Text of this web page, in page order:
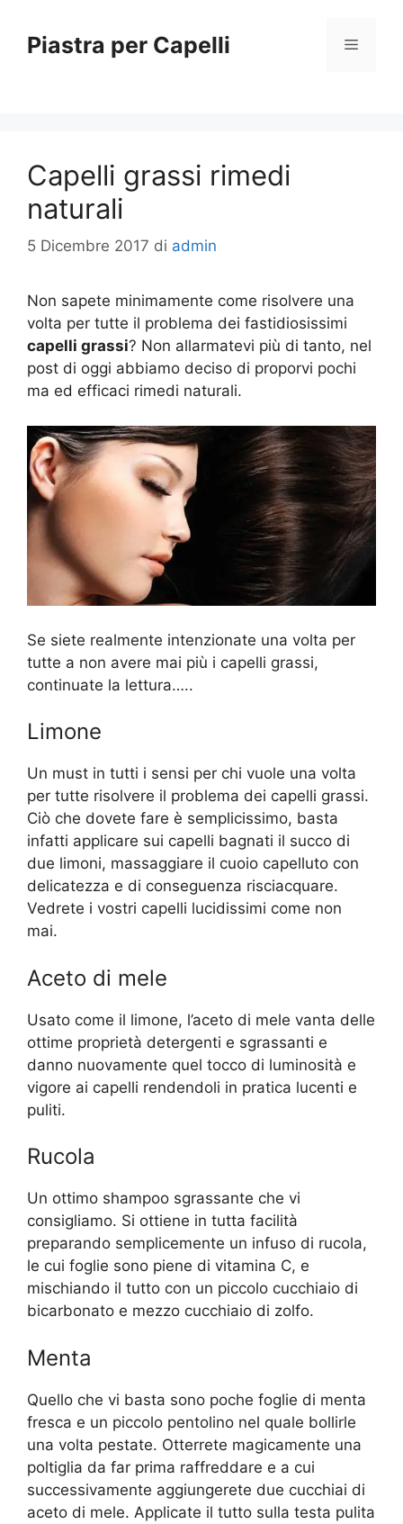
contenuto
Piastra per Capelli Menu
Capelli grassi rimedi
naturali
5 Dicembre 2017 di admin
Non sapete minimamente come risolvere una
volta per tutte il problema dei fastidiosissimi
capelli grassi? Non allarmatevi più di tanto, nel
post di oggi abbiamo deciso di proporvi pochi
ma ed efficaci rimedi naturali.
Se siete realmente intenzionate una volta per
tutte a non avere mai più i capelli grassi,
continuate la lettura…..
Limone
Un must in tutti i sensi per chi vuole una volta
per tutte risolvere il problema dei capelli grassi.
Ciò che dovete fare è semplicissimo, basta
infatti applicare sui capelli bagnati il succo di
due limoni, massaggiare il cuoio capelluto con
delicatezza e di conseguenza risciacquare.
Vedrete i vostri capelli lucidissimi come non
mai.
Aceto di mele
Usato come il limone, l’aceto di mele vanta delle
ottime proprietà detergenti e sgrassanti e
danno nuovamente quel tocco di luminosità e
vigore ai capelli rendendoli in pratica lucenti e
puliti.
Rucola
Un ottimo shampoo sgrassante che vi
consigliamo. Si ottiene in tutta facilità
preparando semplicemente un infuso di rucola,
le cui foglie sono piene di vitamina C, e
mischiando il tutto con un piccolo cucchiaio di
bicarbonato e mezzo cucchiaio di zolfo.
Menta
Quello che vi basta sono poche foglie di menta
fresca e un piccolo pentolino nel quale bollirle
una volta pestate. Otterrete magicamente una
poltiglia da far prima raffreddare e a cui
successivamente aggiungerete due cucchiai di
aceto di mele. Applicate il tutto sulla testa pulita